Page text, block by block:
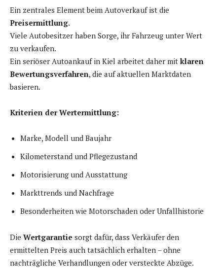
Ein zentrales Element beim Autoverkauf ist die
Preisermittlung.
Viele Autobesitzer haben Sorge, ihr Fahrzeug unter Wert
zu verkaufen.
Ein seriöser Autoankauf in Kiel arbeitet daher mit klaren
Bewertungsverfahren, die auf aktuellen Marktdaten
basieren.
Kriterien der Wertermittlung:
Marke, Modell und Baujahr
Kilometerstand und Pflegezustand
Motorisierung und Ausstattung
Markttrends und Nachfrage
Besonderheiten wie Motorschaden oder Unfallhistorie
Die Wertgarantie sorgt dafür, dass Verkäufer den
ermittelten Preis auch tatsächlich erhalten – ohne
nachträgliche Verhandlungen oder versteckte Abzüge.